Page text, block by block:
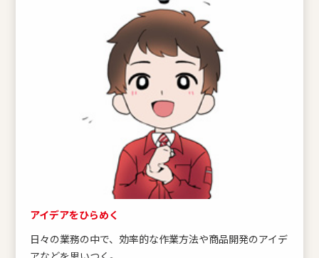
アイデアをひらめく
日々の業務の中で、効率的な作業方法や商品開発のアイデ